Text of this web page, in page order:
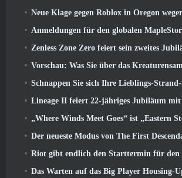
Neue Klage gegen Roblox in Oregon wegen angeblichem
Anmeldungen für den globalen MapleStory Classic World
Zenless Zone Zero feiert sein zweites Jubiläum, indem es Spielern die Wahl zwischen einem
Vorschau: Was Sie über das Kreaturensammelspiel Honkai von
Schnappen Sie sich Ihre Lieblings-Strand-Skins, Die Sommerspiele sind zu
Lineage II feiert 22-jähriges Jubiläum mit einem Vinyl-
„Where Winds Meet Goes“ ist „Eastern Steampunk“
Der neueste Modus von The First Descendant vereint schwierige Void-
Riot gibt endlich den Starttermin für den klassischen Modus von
Das Warten auf das Big Player Housing-Update von